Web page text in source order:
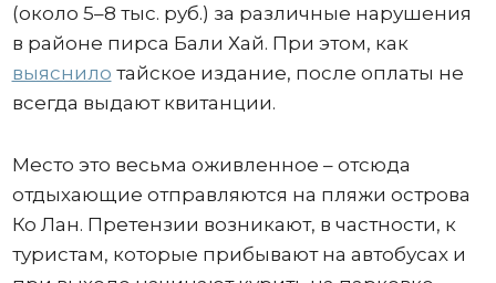
(около 5–8 тыс. руб.) за различные нарушения
в районе пирса Бали Хай. При этом, как
выяснило тайское издание, после оплаты не
всегда выдают квитанции.
Место это весьма оживленное – отсюда
отдыхающие отправляются на пляжи острова
Ко Лан. Претензии возникают, в частности, к
туристам, которые прибывают на автобусах и